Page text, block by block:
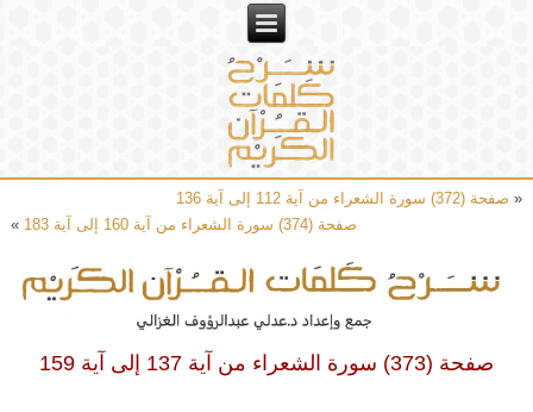
« صفحة (372) سورة الشعراء من آية 112 إلى آية 136
صفحة (374) سورة الشعراء من آية 160 إلى آية 183
»
صفحة (373) سورة الشعراء من آية 137 إلى آية 159